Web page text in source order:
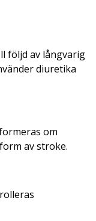
följd av långvarig
diuretika
om
av stroke.